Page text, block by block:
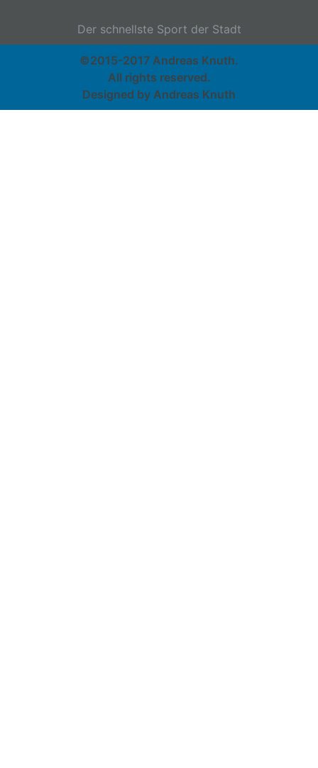
Der schnellste Sport der Stadt
©2015-2017 Andreas Knuth.
All rights reserved.
Designed by Andreas Knuth